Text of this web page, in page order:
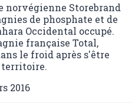
norvégienne Storebrand
de phosphate et de
Occidental occupé.
française Total,
le froid après s'être
territoire.
2016